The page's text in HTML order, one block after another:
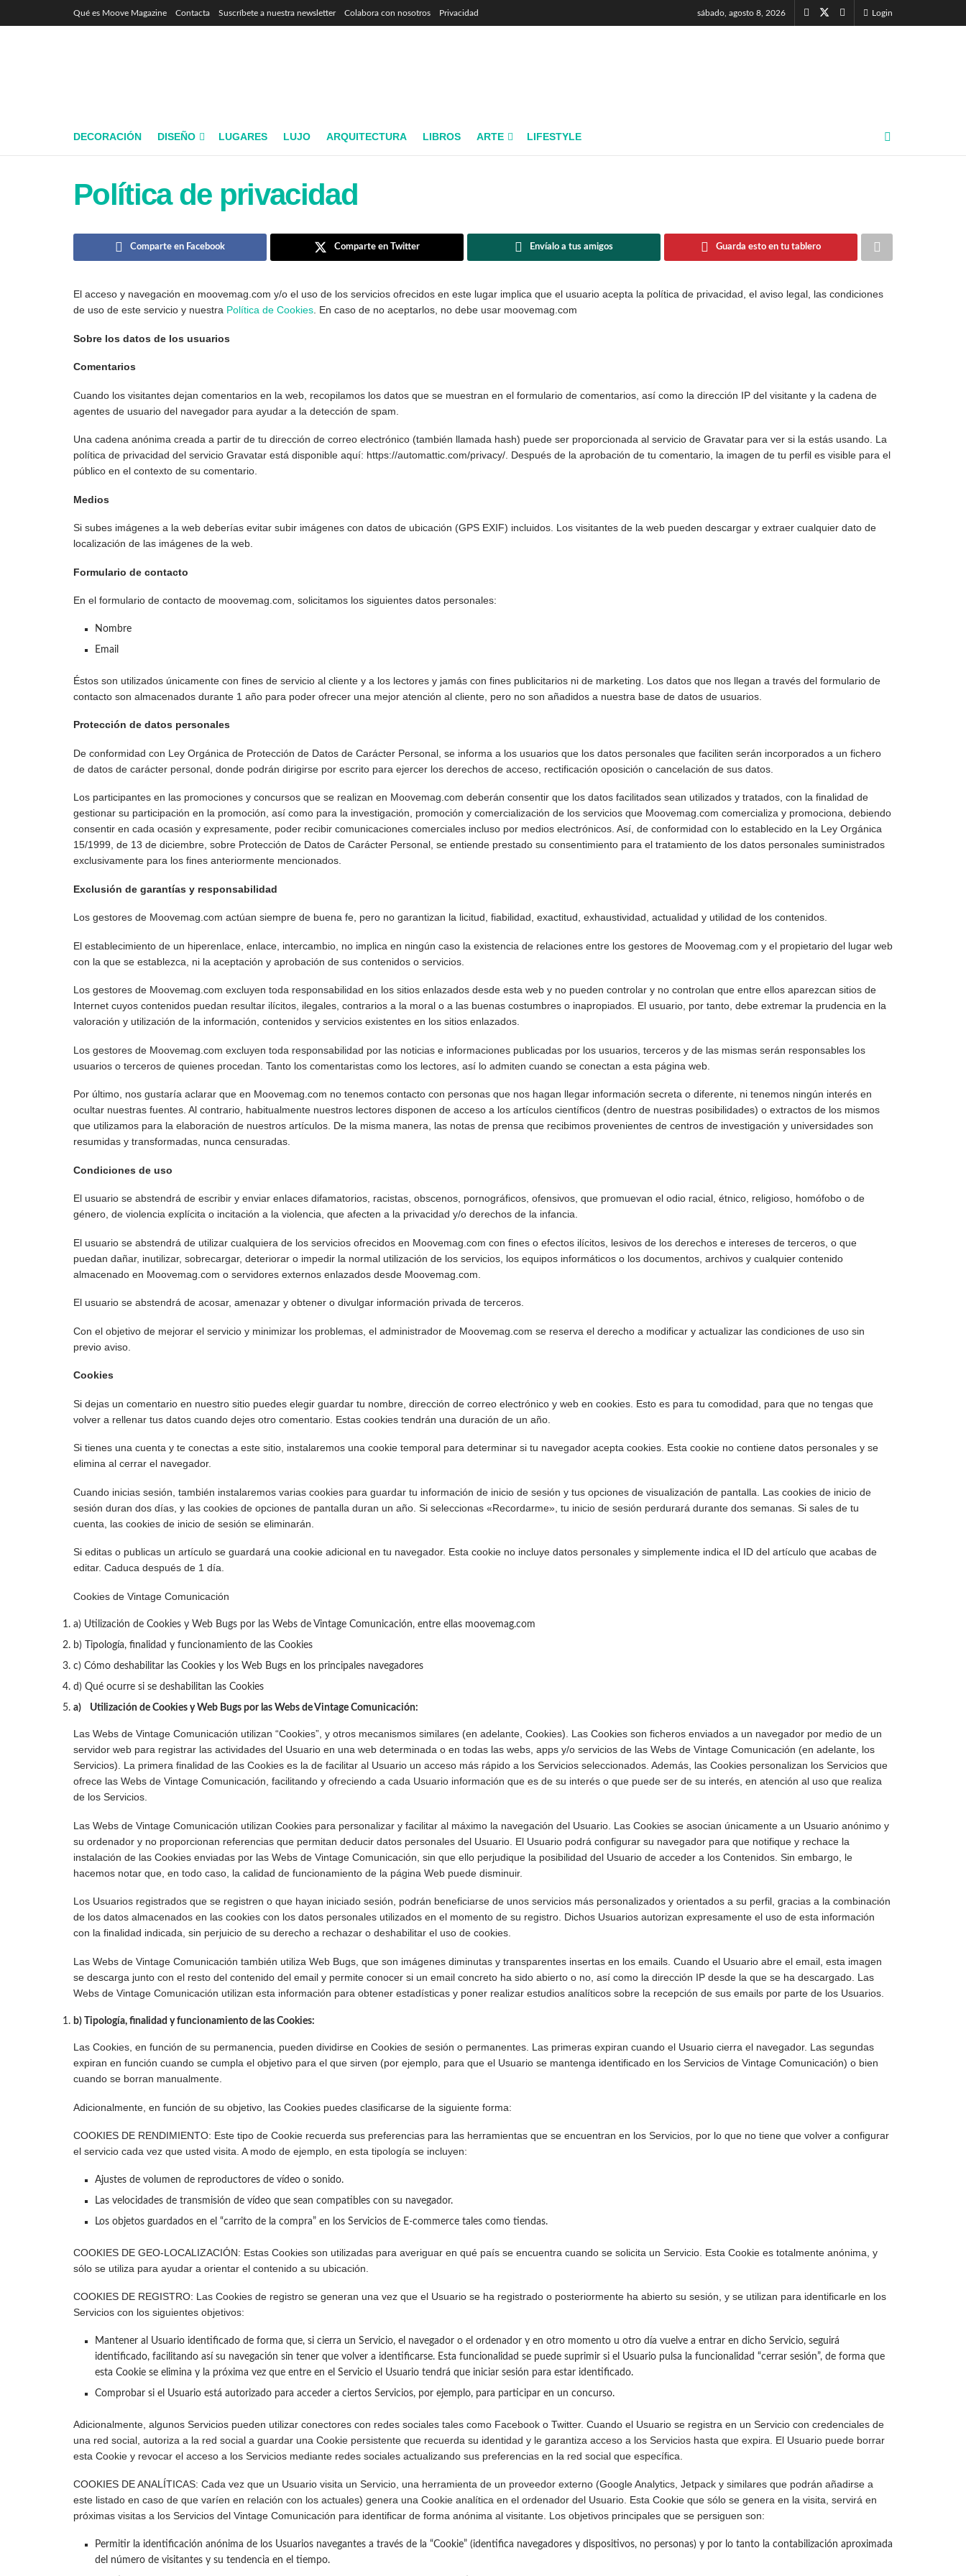
Qué es Moove Magazine Contacta Suscríbete a nuestra newsletter Colabora con nosotros Privacidad sábado, agosto 8, 2026 Login
DECORACIÓN DISEÑO LUGARES LUJO ARQUITECTURA LIBROS ARTE LIFESTYLE
Política de privacidad
Comparte en Facebook Comparte en Twitter Envíalo a tus amigos Guarda esto en tu tablero
El acceso y navegación en moovemag.com y/o el uso de los servicios ofrecidos en este lugar implica que el usuario acepta la política de privacidad, el aviso legal, las condiciones
de uso de este servicio y nuestra Política de Cookies . En caso de no aceptarlos, no debe usar moovemag.com
Sobre los datos de los usuarios
Comentarios
Cuando los visitantes dejan comentarios en la web, recopilamos los datos que se muestran en el formulario de comentarios, así como la dirección IP del visitante y la cadena de
agentes de usuario del navegador para ayudar a la detección de spam.
Una cadena anónima creada a partir de tu dirección de correo electrónico (también llamada hash) puede ser proporcionada al servicio de Gravatar para ver si la estás usando. La
política de privacidad del servicio Gravatar está disponible aquí: https://automattic.com/privacy/. Después de la aprobación de tu comentario, la imagen de tu perfil es visible para el
público en el contexto de su comentario.
Medios
Si subes imágenes a la web deberías evitar subir imágenes con datos de ubicación (GPS EXIF) incluidos. Los visitantes de la web pueden descargar y extraer cualquier dato de
localización de las imágenes de la web.
Formulario de contacto
En el formulario de contacto de moovemag.com, solicitamos los siguientes datos personales:
Nombre
Email
Éstos son utilizados únicamente con fines de servicio al cliente y a los lectores y jamás con fines publicitarios ni de marketing. Los datos que nos llegan a través del formulario de
contacto son almacenados durante 1 año para poder ofrecer una mejor atención al cliente, pero no son añadidos a nuestra base de datos de usuarios.
Protección de datos personales
De conformidad con Ley Orgánica de Protección de Datos de Carácter Personal, se informa a los usuarios que los datos personales que faciliten serán incorporados a un fichero
de datos de carácter personal, donde podrán dirigirse por escrito para ejercer los derechos de acceso, rectificación oposición o cancelación de sus datos.
Los participantes en las promociones y concursos que se realizan en Moovemag.com deberán consentir que los datos facilitados sean utilizados y tratados, con la finalidad de
gestionar su participación en la promoción, así como para la investigación, promoción y comercialización de los servicios que Moovemag.com comercializa y promociona, debiendo
consentir en cada ocasión y expresamente, poder recibir comunicaciones comerciales incluso por medios electrónicos. Así, de conformidad con lo establecido en la Ley Orgánica
15/1999, de 13 de diciembre, sobre Protección de Datos de Carácter Personal, se entiende prestado su consentimiento para el tratamiento de los datos personales suministrados
exclusivamente para los fines anteriormente mencionados.
Exclusión de garantías y responsabilidad
Los gestores de Moovemag.com actúan siempre de buena fe, pero no garantizan la licitud, fiabilidad, exactitud, exhaustividad, actualidad y utilidad de los contenidos.
El establecimiento de un hiperenlace, enlace, intercambio, no implica en ningún caso la existencia de relaciones entre los gestores de Moovemag.com y el propietario del lugar web
con la que se establezca, ni la aceptación y aprobación de sus contenidos o servicios.
Los gestores de Moovemag.com excluyen toda responsabilidad en los sitios enlazados desde esta web y no pueden controlar y no controlan que entre ellos aparezcan sitios de
Internet cuyos contenidos puedan resultar ilícitos, ilegales, contrarios a la moral o a las buenas costumbres o inapropiados. El usuario, por tanto, debe extremar la prudencia en la
valoración y utilización de la información, contenidos y servicios existentes en los sitios enlazados.
Los gestores de Moovemag.com excluyen toda responsabilidad por las noticias e informaciones publicadas por los usuarios, terceros y de las mismas serán responsables los
usuarios o terceros de quienes procedan. Tanto los comentaristas como los lectores, así lo admiten cuando se conectan a esta página web.
Por último, nos gustaría aclarar que en Moovemag.com no tenemos contacto con personas que nos hagan llegar información secreta o diferente, ni tenemos ningún interés en
ocultar nuestras fuentes. Al contrario, habitualmente nuestros lectores disponen de acceso a los artículos científicos (dentro de nuestras posibilidades) o extractos de los mismos
que utilizamos para la elaboración de nuestros artículos. De la misma manera, las notas de prensa que recibimos provenientes de centros de investigación y universidades son
resumidas y transformadas, nunca censuradas.
Condiciones de uso
El usuario se abstendrá de escribir y enviar enlaces difamatorios, racistas, obscenos, pornográficos, ofensivos, que promuevan el odio racial, étnico, religioso, homófobo o de
género, de violencia explícita o incitación a la violencia, que afecten a la privacidad y/o derechos de la infancia.
El usuario se abstendrá de utilizar cualquiera de los servicios ofrecidos en Moovemag.com con fines o efectos ilícitos, lesivos de los derechos e intereses de terceros, o que
puedan dañar, inutilizar, sobrecargar, deteriorar o impedir la normal utilización de los servicios, los equipos informáticos o los documentos, archivos y cualquier contenido
almacenado en Moovemag.com o servidores externos enlazados desde Moovemag.com.
El usuario se abstendrá de acosar, amenazar y obtener o divulgar información privada de terceros.
Con el objetivo de mejorar el servicio y minimizar los problemas, el administrador de Moovemag.com se reserva el derecho a modificar y actualizar las condiciones de uso sin
previo aviso.
Cookies
Si dejas un comentario en nuestro sitio puedes elegir guardar tu nombre, dirección de correo electrónico y web en cookies. Esto es para tu comodidad, para que no tengas que
volver a rellenar tus datos cuando dejes otro comentario. Estas cookies tendrán una duración de un año.
Si tienes una cuenta y te conectas a este sitio, instalaremos una cookie temporal para determinar si tu navegador acepta cookies. Esta cookie no contiene datos personales y se
elimina al cerrar el navegador.
Cuando inicias sesión, también instalaremos varias cookies para guardar tu información de inicio de sesión y tus opciones de visualización de pantalla. Las cookies de inicio de
sesión duran dos días, y las cookies de opciones de pantalla duran un año. Si seleccionas «Recordarme», tu inicio de sesión perdurará durante dos semanas. Si sales de tu
cuenta, las cookies de inicio de sesión se eliminarán.
Si editas o publicas un artículo se guardará una cookie adicional en tu navegador. Esta cookie no incluye datos personales y simplemente indica el ID del artículo que acabas de
editar. Caduca después de 1 día.
Cookies de Vintage Comunicación
a) Utilización de Cookies y Web Bugs por las Webs de Vintage Comunicación, entre ellas moovemag.com
b) Tipología, finalidad y funcionamiento de las Cookies
c) Cómo deshabilitar las Cookies y los Web Bugs en los principales navegadores
d) Qué ocurre si se deshabilitan las Cookies
a) Utilización de Cookies y Web Bugs por las Webs de Vintage Comunicación:
Las Webs de Vintage Comunicación utilizan “Cookies”, y otros mecanismos similares (en adelante, Cookies). Las Cookies son ficheros enviados a un navegador por medio de un
servidor web para registrar las actividades del Usuario en una web determinada o en todas las webs, apps y/o servicios de las Webs de Vintage Comunicación (en adelante, los
Servicios). La primera finalidad de las Cookies es la de facilitar al Usuario un acceso más rápido a los Servicios seleccionados. Además, las Cookies personalizan los Servicios que
ofrece las Webs de Vintage Comunicación, facilitando y ofreciendo a cada Usuario información que es de su interés o que puede ser de su interés, en atención al uso que realiza
de los Servicios.
Las Webs de Vintage Comunicación utilizan Cookies para personalizar y facilitar al máximo la navegación del Usuario. Las Cookies se asocian únicamente a un Usuario anónimo y
su ordenador y no proporcionan referencias que permitan deducir datos personales del Usuario. El Usuario podrá configurar su navegador para que notifique y rechace la
instalación de las Cookies enviadas por las Webs de Vintage Comunicación, sin que ello perjudique la posibilidad del Usuario de acceder a los Contenidos. Sin embargo, le
hacemos notar que, en todo caso, la calidad de funcionamiento de la página Web puede disminuir.
Los Usuarios registrados que se registren o que hayan iniciado sesión, podrán beneficiarse de unos servicios más personalizados y orientados a su perfil, gracias a la combinación
de los datos almacenados en las cookies con los datos personales utilizados en el momento de su registro. Dichos Usuarios autorizan expresamente el uso de esta información
con la finalidad indicada, sin perjuicio de su derecho a rechazar o deshabilitar el uso de cookies.
Las Webs de Vintage Comunicación también utiliza Web Bugs, que son imágenes diminutas y transparentes insertas en los emails. Cuando el Usuario abre el email, esta imagen
se descarga junto con el resto del contenido del email y permite conocer si un email concreto ha sido abierto o no, así como la dirección IP desde la que se ha descargado. Las
Webs de Vintage Comunicación utilizan esta información para obtener estadísticas y poner realizar estudios analíticos sobre la recepción de sus emails por parte de los Usuarios.
b) Tipología, finalidad y funcionamiento de las Cookies:
Las Cookies, en función de su permanencia, pueden dividirse en Cookies de sesión o permanentes. Las primeras expiran cuando el Usuario cierra el navegador. Las segundas
expiran en función cuando se cumpla el objetivo para el que sirven (por ejemplo, para que el Usuario se mantenga identificado en los Servicios de Vintage Comunicación) o bien
cuando se borran manualmente.
Adicionalmente, en función de su objetivo, las Cookies puedes clasificarse de la siguiente forma:
COOKIES DE RENDIMIENTO: Este tipo de Cookie recuerda sus preferencias para las herramientas que se encuentran en los Servicios, por lo que no tiene que volver a configurar
el servicio cada vez que usted visita. A modo de ejemplo, en esta tipología se incluyen:
Ajustes de volumen de reproductores de vídeo o sonido.
Las velocidades de transmisión de vídeo que sean compatibles con su navegador.
Los objetos guardados en el “carrito de la compra” en los Servicios de E-commerce tales como tiendas.
COOKIES DE GEO-LOCALIZACIÓN: Estas Cookies son utilizadas para averiguar en qué país se encuentra cuando se solicita un Servicio. Esta Cookie es totalmente anónima, y
sólo se utiliza para ayudar a orientar el contenido a su ubicación.
COOKIES DE REGISTRO: Las Cookies de registro se generan una vez que el Usuario se ha registrado o posteriormente ha abierto su sesión, y se utilizan para identificarle en los
Servicios con los siguientes objetivos:
Mantener al Usuario identificado de forma que, si cierra un Servicio, el navegador o el ordenador y en otro momento u otro día vuelve a entrar en dicho Servicio, seguirá
identificado, facilitando así su navegación sin tener que volver a identificarse. Esta funcionalidad se puede suprimir si el Usuario pulsa la funcionalidad “cerrar sesión”, de forma que
esta Cookie se elimina y la próxima vez que entre en el Servicio el Usuario tendrá que iniciar sesión para estar identificado.
Comprobar si el Usuario está autorizado para acceder a ciertos Servicios, por ejemplo, para participar en un concurso.
Adicionalmente, algunos Servicios pueden utilizar conectores con redes sociales tales como Facebook o Twitter. Cuando el Usuario se registra en un Servicio con credenciales de
una red social, autoriza a la red social a guardar una Cookie persistente que recuerda su identidad y le garantiza acceso a los Servicios hasta que expira. El Usuario puede borrar
esta Cookie y revocar el acceso a los Servicios mediante redes sociales actualizando sus preferencias en la red social que específica.
COOKIES DE ANALÍTICAS: Cada vez que un Usuario visita un Servicio, una herramienta de un proveedor externo (Google Analytics, Jetpack y similares que podrán añadirse a
este listado en caso de que varíen en relación con los actuales) genera una Cookie analítica en el ordenador del Usuario. Esta Cookie que sólo se genera en la visita, servirá en
próximas visitas a los Servicios del Vintage Comunicación para identificar de forma anónima al visitante. Los objetivos principales que se persiguen son:
Permitir la identificación anónima de los Usuarios navegantes a través de la “Cookie” (identifica navegadores y dispositivos, no personas) y por lo tanto la contabilización aproximada
del número de visitantes y su tendencia en el tiempo.